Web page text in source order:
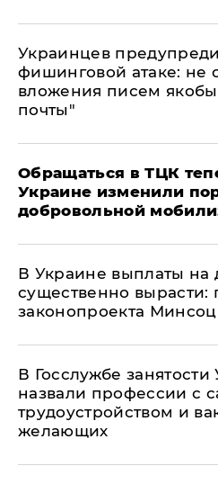
Украинцев
фишинговой атаке: не
вложения писем
почты"
Обращаться в ТЦК
Украине изменили
добровольной
В Украине выплаты на
существенно вырасти:
законопроекта
В Госслужбе
назвали профессии с
трудоустройством и
желающих